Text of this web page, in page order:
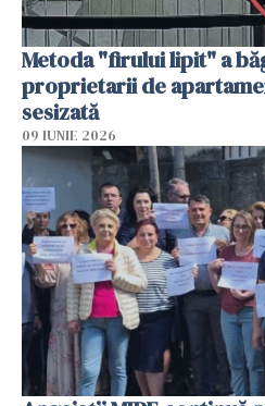
Metoda "firului lipit" a
proprietarii de
sesizată
09 IUNIE 2026